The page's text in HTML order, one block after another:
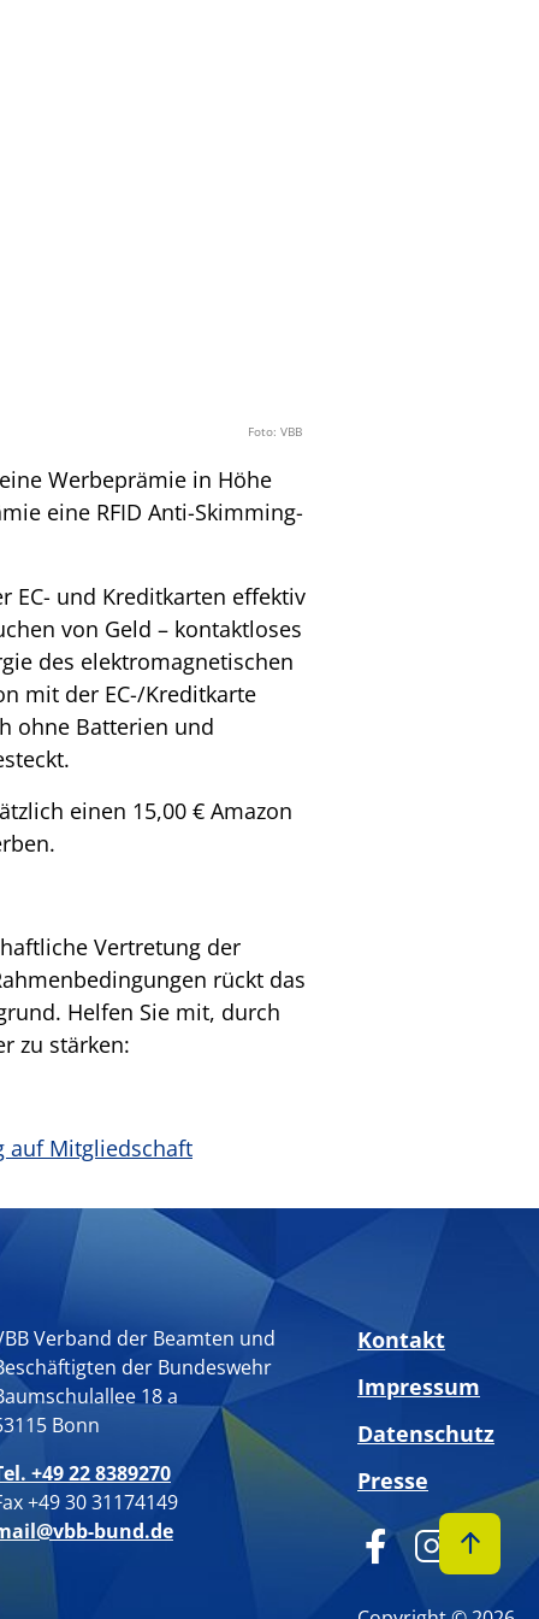
Foto: VBB
Werbeprämie in Höhe
eine RFID Anti-Skimming-
EC- und Kreditkarten effektiv
von Geld – kontaktloses
des elektromagnetischen
mit der EC-/Kreditkarte
ohne Batterien und
einen 15,00 € Amazon
Vertretung der
rückt das
Helfen Sie mit, durch
zu stärken:
auf Mitgliedschaft
Verband der Beamten und
der Bundeswehr
18 a
Bonn
+49 22 8389270
+49 30 31174149
bund.de
Kontakt
Impressum
Datenschutz
Presse